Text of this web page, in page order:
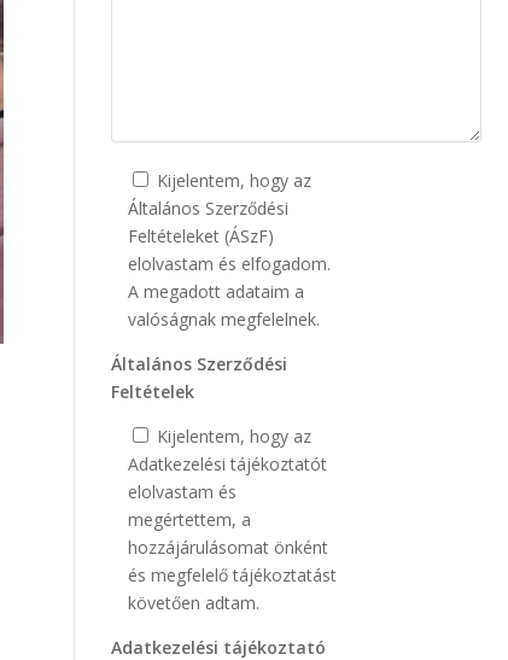
Kijelentem, hogy az
Általános Szerződési
Feltételeket (ÁSzF)
elolvastam és elfogadom.
A megadott adataim a
valóságnak megfelelnek.
Általános Szerződési
Feltételek
Kijelentem, hogy az
Adatkezelési tájékoztatót
elolvastam és
megértettem, a
hozzájárulásomat önként
és megfelelő tájékoztatást
követően adtam.
Adatkezelési tájékoztató